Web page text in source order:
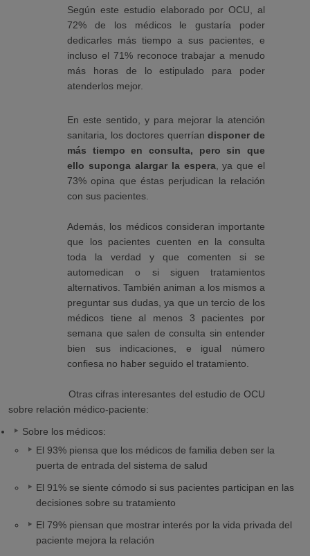
Según este estudio elaborado por OCU, al
72% de los médicos le gustaría poder
dedicarles más tiempo a sus pacientes, e
incluso el 71% reconoce trabajar a menudo
más horas de lo estipulado para poder
atenderlos mejor.
En este sentido, y para mejorar la atención
sanitaria, los doctores querríandisponer de
más tiempo en consulta, pero sin que
ello suponga alargar la espera , ya que el
73% opina que éstas perjudican la relación
con sus pacientes.
Además, los médicos consideran importante
que los pacientes cuenten en la consulta
toda la verdad y que comenten si se
automedican o si siguen tratamientos
alternativos. También animan a los mismos a
preguntar sus dudas, ya que un tercio de los
médicos tiene al menos 3 pacientes por
semana que salen de consulta sin entender
bien sus indicaciones, e igual número
confiesa no haber seguido el tratamiento.
Otras cifras interesantes del estudio de OCU
sobre relación médico-paciente:
Sobre los médicos:
El 93% piensa que los médicos de familia deben ser la
puerta de entrada del sistema de salud
El 91% se siente cómodo si sus pacientes participan en las
decisiones sobre su tratamiento
El 79% piensan que mostrar interés por la vida privada del
paciente mejora la relación